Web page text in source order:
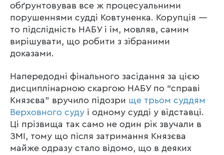
обґрунтовував все ж процесуальними
порушеннями судді Ковтуненка. Корупція —
то підслідність НАБУ і їм, мовляв, самим
вирішувати, що робити з зібраними
доказами.
Напередодні фінального засідання за цією
дисциплінарною скаргою НАБУ по “справі
Князєва” вручило підозри ще трьом суддям
Верховного суду і одному судді у відставці.
Ці прізвища так само не один рік звучали в
ЗМІ, тому що після затримання Князєва
майже одразу стало відомо, що в деяких